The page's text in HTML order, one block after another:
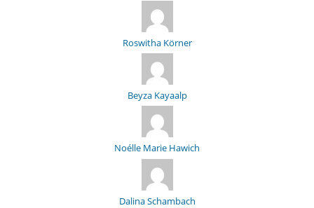
Roswitha Körner
Beyza Kayaalp
Noélle Marie Hawich
Dalina Schambach